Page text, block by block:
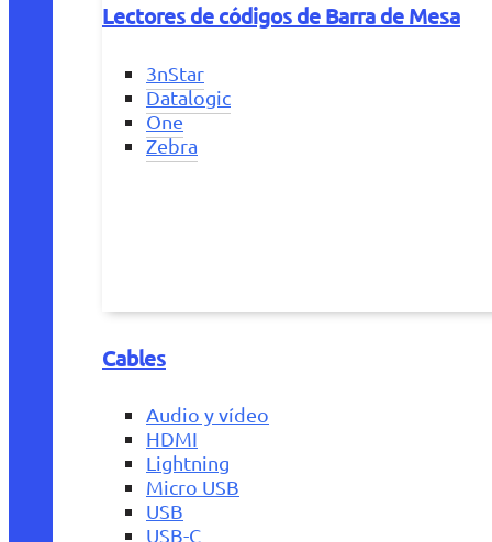
Lectores de códigos de Barra de Mesa
3nStar
Datalogic
One
Zebra
Cables
Audio y vídeo
HDMI
Lightning
Micro USB
USB
USB-C